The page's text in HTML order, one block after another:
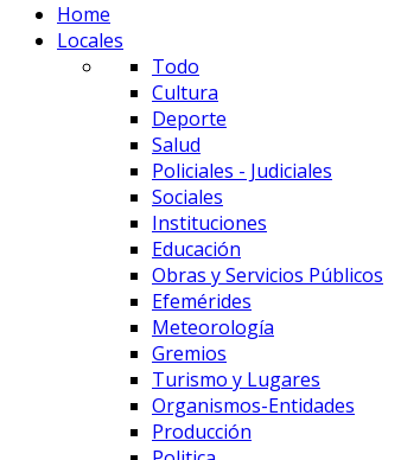
Home
Locales
Todo
Cultura
Deporte
Salud
Policiales - Judiciales
Sociales
Instituciones
Educación
Obras y Servicios Públicos
Efemérides
Meteorología
Gremios
Turismo y Lugares
Organismos-Entidades
Producción